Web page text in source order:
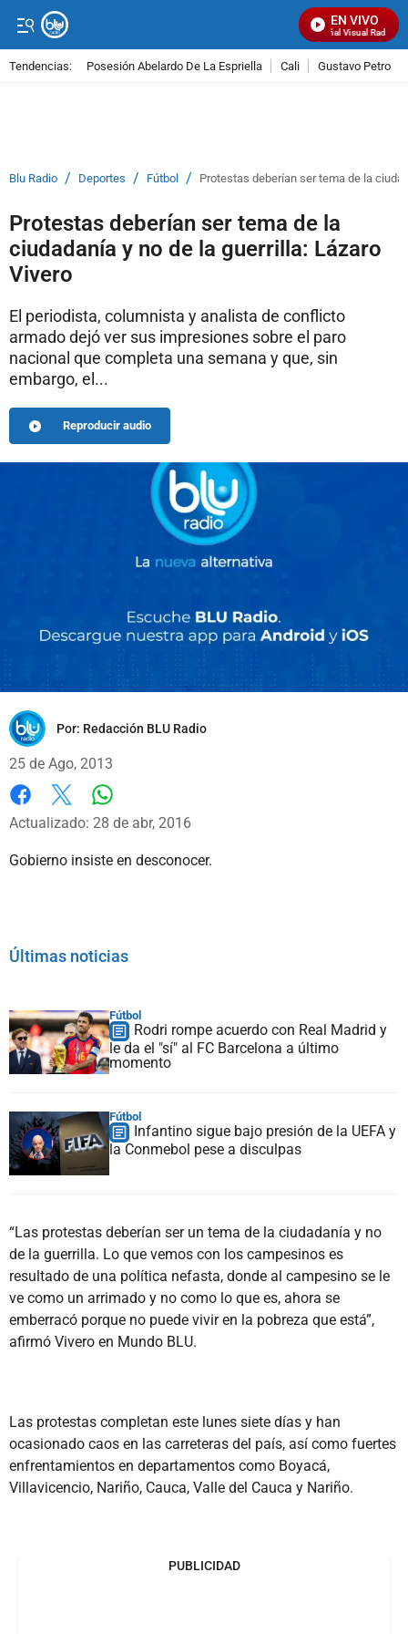
EN VIVO
Señal Visual Radio
Tendencias: Posesión Abelardo De La Espriella Cali Gustavo Petro
Blu Radio / Deportes / Fútbol / Protestas deberían ser tema de la
Protestas deberían ser tema de la
ciudadanía y no de la guerrilla: Lázaro
Vivero
El periodista, columnista y analista de conflicto
armado dejó ver sus impresiones sobre el paro
nacional que completa una semana y que, sin
embargo, el...
Reproducir audio
Por: Redacción BLU Radio
25 de Ago, 2013
Facebook
X
Actualizado: 28 de abr, 2016
Gobierno insiste en desconocer.
Últimas noticias
Fútbol
Rodri rompe acuerdo con Real Madrid y
le da el "sí" al FC Barcelona a último
momento
Fútbol
Infantino sigue bajo presión de la UEFA y
la Conmebol pese a disculpas
“Las protestas deberían ser un tema de la ciudadanía y no
de la guerrilla. Lo que vemos con los campesinos es
resultado de una política nefasta, donde al campesino se le
ve como un arrimado y no como lo que es, ahora se
emberracó porque no puede vivir en la pobreza que está”,
afirmó Vivero en Mundo BLU.
Las protestas completan este lunes siete días y han
ocasionado caos en las carreteras del país, así como fuertes
enfrentamientos en departamentos como Boyacá,
Villavicencio, Nariño, Cauca, Valle del Cauca y Nariño.
PUBLICIDAD